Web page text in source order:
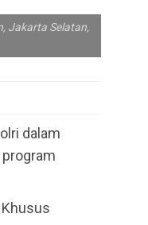
Jakarta Selatan,
dalam